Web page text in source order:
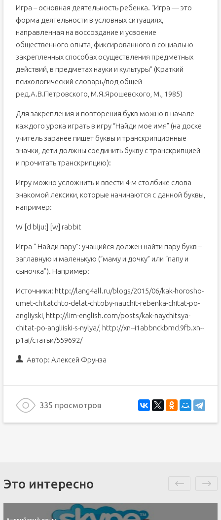
Игра – основная деятельность ребенка. “Игра — это
форма деятельности в условных ситуациях,
направленная на воссоздание и усвоение
общественного опыта, фиксированного в социально
закрепленных способах осуществления предметных
действий, в предметах науки и культуры” (Краткий
психологический словарь/под общей
ред.А.В.Петровского, М.Я.Ярошевского, М., 1985)
Для закрепления и повторения букв можно в начале
каждого урока играть в игру “Найди мое имя” (на доске
учитель заранее пишет буквы и транскрипционные
значки, дети должны соединить букву с транскрипцией
и прочитать транскрипцию):
Игру можно усложнить и ввести 4-м столбике слова
знакомой лексики, которые начинаются с данной буквы,
например:
W [d blju:] [w] rabbit
Игра “ Найди пару”: учащийся должен найти пару букв –
заглавную и маленькую (“маму и дочку” или “папу и
сыночка”). Например:
Источники: http://lang4all.ru/blogs/2015/06/kak-horosho-
umet-chitatchto-delat-chtoby-nauchit-rebenka-chitat-po-
angliyski, http://lim-english.com/posts/kak-naychitsya-
chitat-po-angliiski-s-nylya/, http://xn--i1abbnckbmcl9fb.xn--
p1ai/статьи/559692/
Автор: Алексей Фрунза
335 просмотров
Это интересно